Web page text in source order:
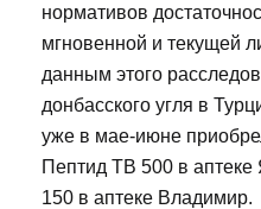
нормативов
мгновенной и текущей
данным этого
донбасского угля в
уже в мае-июне
Пептид TB 500 в
150 в аптеке Владимир.